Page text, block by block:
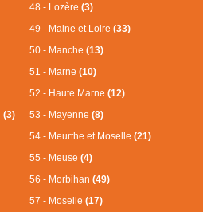
(3)
48 - Lozère (3)
49 - Maine et Loire (33)
50 - Manche (13)
51 - Marne (10)
52 - Haute Marne (12)
53 - Mayenne (8)
54 - Meurthe et Moselle (21)
55 - Meuse (4)
56 - Morbihan (49)
57 - Moselle (17)